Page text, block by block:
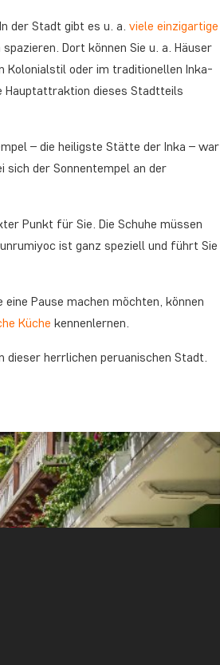
der Stadt gibt es u. a. viele einzigartige
Dort können Sie u. a. Häuser
Kolonialstil oder im traditionellen Inka-
Hauptattraktion dieses Stadtteils
– die heiligste Stätte der Inka – war
sich der Sonnentempel an der
Punkt für Sie. Die Schuhe müssen
ist ganz speziell und führt Sie
Pause machen möchten, können
Küche kennenlernen.
dieser herrlichen peruanischen Stadt.